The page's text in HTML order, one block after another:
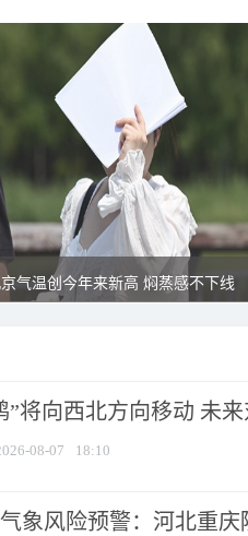
气温创今年来新高 焖蒸感不下线
”将向西北方向移动 未
08-07 18:10
象风险预警：河北重